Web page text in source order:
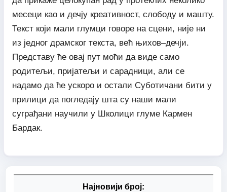
месеци као и дечју креативност, слободу и машту.
Текст који мали глумци говоре на сцени, није ни
из једног драмског текста, већ њихов–дечји.
Представу ће овај пут моћи да виде само
родитељи, пријатељи и сарадници, али се
надамо да ће ускоро и остали Суботичани бити у
прилици да погледају шта су наши мали
суграђани научили у Школици глуме Кармен
Бардак.
Најновији број: